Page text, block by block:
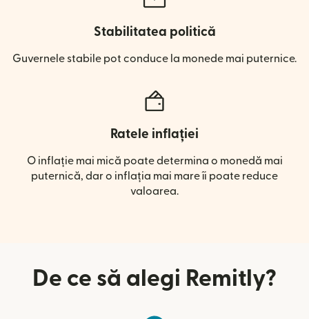
Stabilitatea politică
Guvernele stabile pot conduce la monede mai puternice.
Ratele inflației
O inflație mai mică poate determina o monedă mai
puternică, dar o inflația mai mare îi poate reduce
valoarea.
De ce să alegi Remitly?